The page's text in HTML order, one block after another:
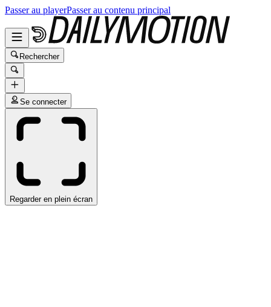
Passer au playerPasser au contenu principal
Rechercher
Se connecter
Regarder en plein écran